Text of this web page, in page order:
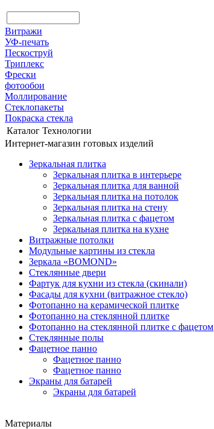
Витражи
УФ-печать
Пескоструй
Триплекс
Фрески
фотообои
Моллирование
Стеклопакеты
Покраска стекла
Каталог Технологии
Интернет-магазин готовых изделий
Зеркальная плитка
Зеркальная плитка в интерьере
Зеркальная плитка для ванной
Зеркальная плитка на потолок
Зеркальная плитка на стену
Зеркальная плитка с фацетом
Зеркальная плитка на кухне
Витражные потолки
Модульные картины из стекла
Зеркала «BOMOND»
Стеклянные двери
Фартук для кухни из стекла (скинали)
Фасады для кухни (витражное стекло)
Фотопанно на керамической плитке
Фотопанно на стеклянной плитке
Фотопанно на стеклянной плитке с фацетом
Стеклянные полы
Фацетное панно
Фацетное панно
Фацетное панно
Экраны для батарей
Экраны для батарей
Материалы